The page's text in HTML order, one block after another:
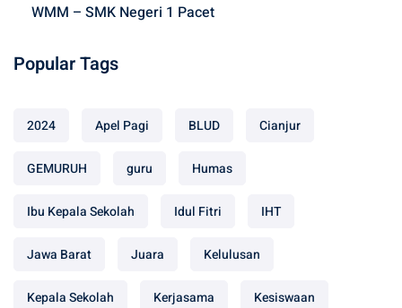
WMM – SMK Negeri 1 Pacet
Popular Tags
2024 Apel Pagi BLUD Cianjur
GEMURUH guru Humas
Ibu Kepala Sekolah Idul Fitri IHT
Jawa Barat Juara Kelulusan
Kepala Sekolah Kerjasama Kesiswaan